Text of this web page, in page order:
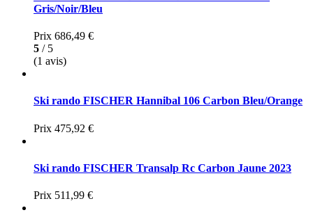
Gris/Noir/Bleu
Prix 686,49 €
5 / 5
(1 avis)
Ski rando FISCHER Hannibal 106 Carbon Bleu/Orange
Prix 475,92 €
Ski rando FISCHER Transalp Rc Carbon Jaune 2023
Prix 511,99 €